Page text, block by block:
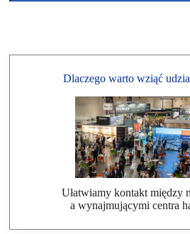
Dlaczego warto wziąć
Ułatwiamy kontakt między
a wynajmującymi centra